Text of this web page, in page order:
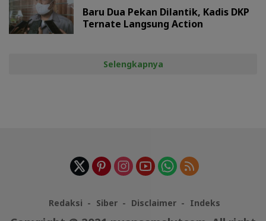
Baru Dua Pekan Dilantik, Kadis DKP
Ternate Langsung Action
Selengkapnya
Redaksi Siber Disclaimer Indeks